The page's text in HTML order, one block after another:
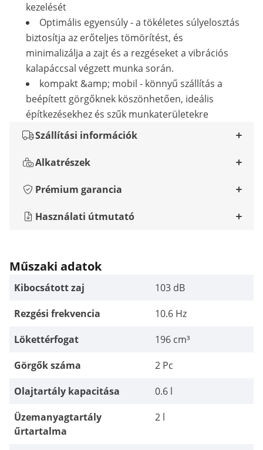
kezelését
Optimális egyensúly - a tökéletes súlyelosztás
biztosítja az erőteljes tömörítést, és
minimalizálja a zajt és a rezgéseket a vibrációs
kalapáccsal végzett munka során.
kompakt &amp; mobil - könnyű szállítás a
beépített görgőknek köszönhetően, ideális
építkezésekhez és szűk munkaterületekre
Szállítási információk
Alkatrészek
Prémium garancia
Használati útmutató
Műszaki adatok
Kibocsátott zaj
103 dB
Rezgési frekvencia
10.6 Hz
Lökettérfogat
196 cm³
Görgők száma
2 Pc
Olajtartály kapacitása
0.6 l
Üzemanyagtartály
űrtartalma
2 l